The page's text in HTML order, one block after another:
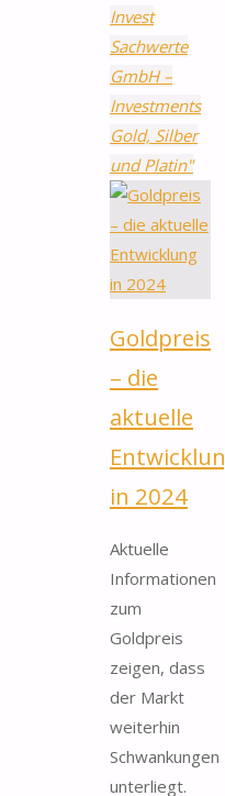
Invest
Sachwerte
GmbH –
Investments
Gold, Silber
und Platin"
Goldpreis
– die
aktuelle
in 2024
Aktuelle
Informationen
zum
Goldpreis
zeigen, dass
der Markt
weiterhin
Schwankungen
unterliegt.